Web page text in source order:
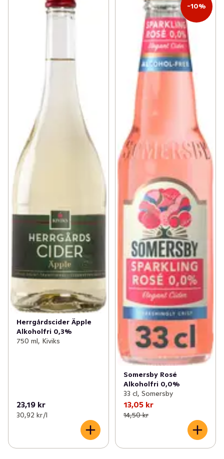
Herrgårdscider Äpple
Alkoholfri 0,3%
750 ml, Kiviks
23,19 kr
30,92 kr /l
-10%
Somersby Rosé
Alkoholfri 0,0%
33 cl, Somersby
13,05 kr
14,50 kr